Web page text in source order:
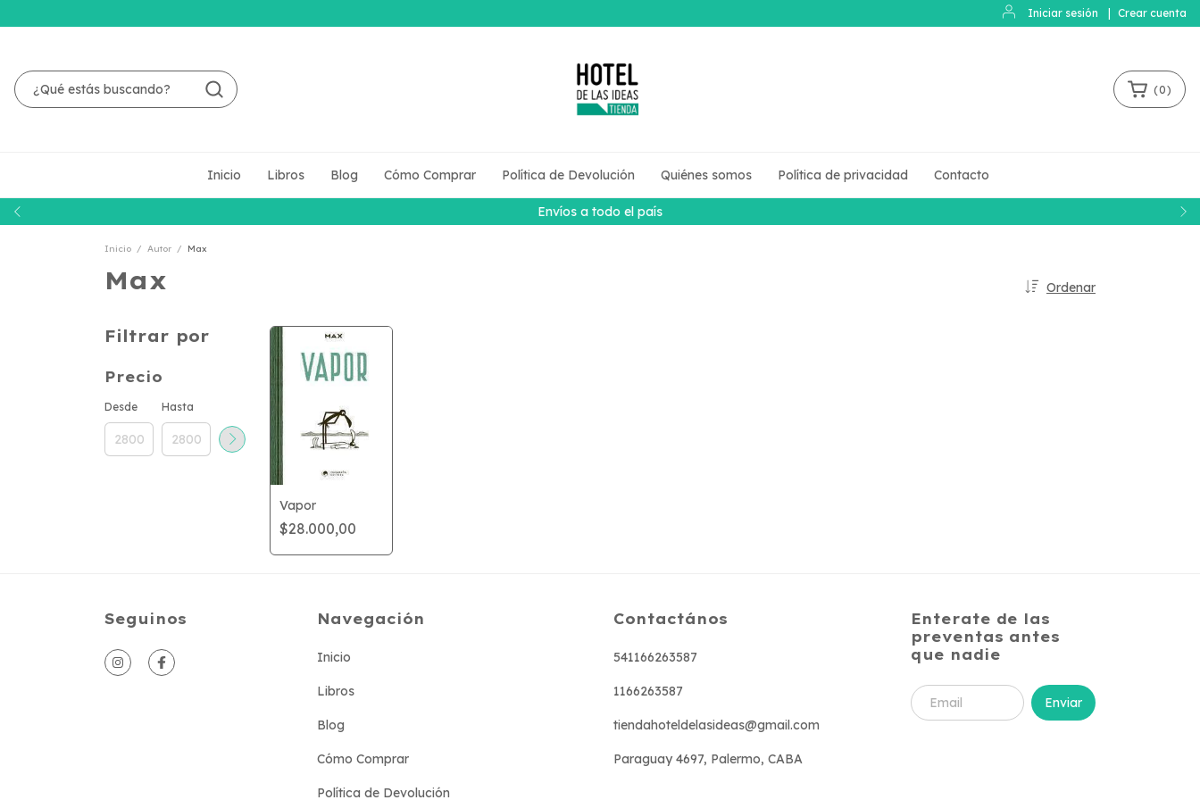
Iniciar sesión Crear cuenta
Envíos a todo el país
(0)
Inicio Libros Blog Cómo Comprar Política de Devolución Quiénes somos Política de privacidad Contacto
Inicio / Autor / Max
Max Ordenar
Filtrar por
Precio
Desde Hasta
Vapor
$28.000,00
Seguinos Navegación
Inicio
Libros
Blog
Cómo Comprar
Política de Devolución
Contactános
541166263587
1166263587
tiendahoteldelasideas@gmail.com
Paraguay 4697, Palermo, CABA
Enterate de las
preventas antes
que nadie